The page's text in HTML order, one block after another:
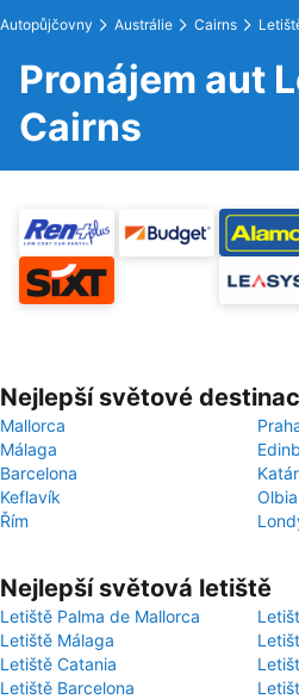
Autopůjčovny Austrálie Cairns
Pronájem aut
Cairns
Nejlepší světové
Mallorca
Málaga
Barcelona
Keflavík
Olbia
Řím
Nejlepší světová letiště
Letiště Palma de Mallorca
Letiště Málaga
Letiště Catania
Letiště Barcelona